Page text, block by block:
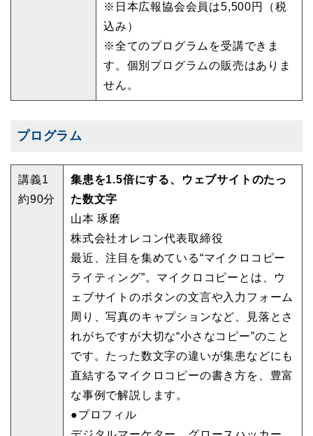
※日本広報協会会員は5,500円（税
込み）
※全てのプログラムを受講できま
す。個別プログラムの販売はありま
せん。
プログラム
講義1
約90分
集患を1.5倍にする、ウェブサイトのたっ
た数文字
山本 琢磨
株式会社オレコン代表取締役
最近、注目を集めている“マイクロコピー
ライティング”。マイクロコピーとは、ウ
ェブサイトのボタンの文言や入力フォーム
周り、写真のキャプションなど、見落とさ
れがちですが大切な“小さなコピー”のこと
です。たった数文字の違いが集患などにも
直結するマイクロコピーの書き方を、豊富
な事例で解説します。
●プロフィル